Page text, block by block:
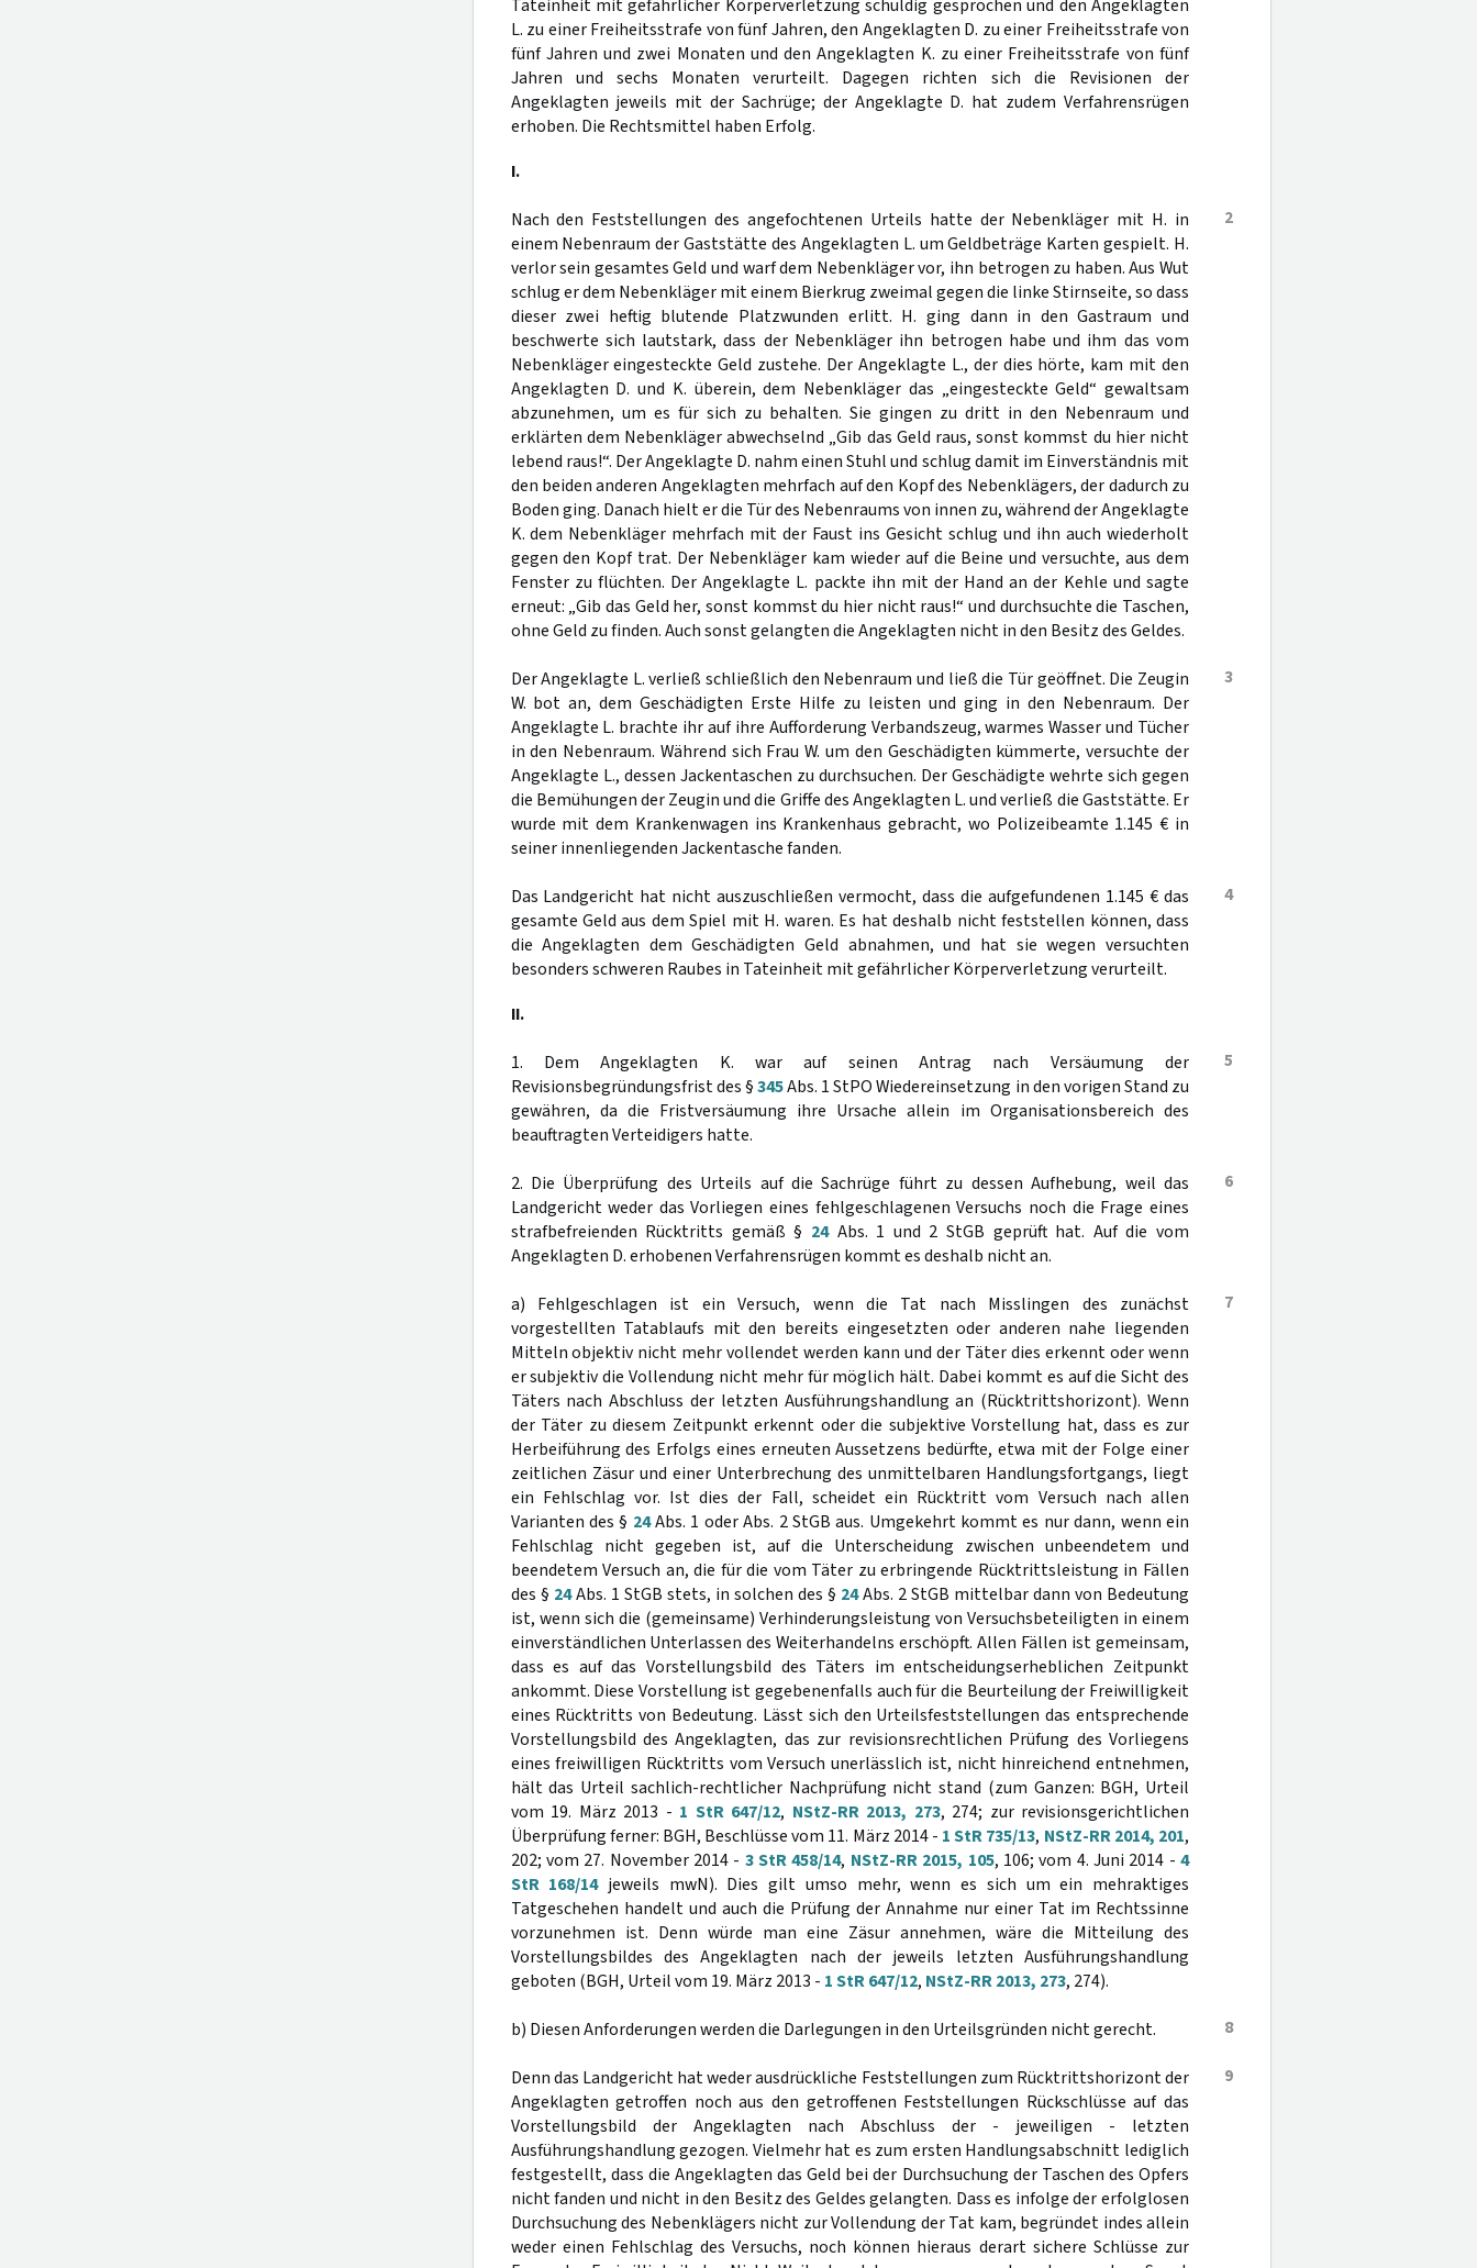
Tateinheit mit gefährlicher Körperverletzung schuldig gesprochen und den Angeklagten
L. zu einer Freiheitsstrafe von fünf Jahren, den Angeklagten D. zu einer Freiheitsstrafe von
fünf Jahren und zwei Monaten und den Angeklagten K. zu einer Freiheitsstrafe von fünf
Jahren und sechs Monaten verurteilt. Dagegen richten sich die Revisionen der
Angeklagten jeweils mit der Sachrüge; der Angeklagte D. hat zudem Verfahrensrügen
erhoben. Die Rechtsmittel haben Erfolg.
I.
2
Nach den Feststellungen des angefochtenen Urteils hatte der Nebenkläger mit H. in
einem Nebenraum der Gaststätte des Angeklagten L. um Geldbeträge Karten gespielt. H.
verlor sein gesamtes Geld und warf dem Nebenkläger vor, ihn betrogen zu haben. Aus Wut
schlug er dem Nebenkläger mit einem Bierkrug zweimal gegen die linke Stirnseite, so dass
dieser zwei heftig blutende Platzwunden erlitt. H. ging dann in den Gastraum und
beschwerte sich lautstark, dass der Nebenkläger ihn betrogen habe und ihm das vom
Nebenkläger eingesteckte Geld zustehe. Der Angeklagte L., der dies hörte, kam mit den
Angeklagten D. und K. überein, dem Nebenkläger das „eingesteckte Geld“ gewaltsam
abzunehmen, um es für sich zu behalten. Sie gingen zu dritt in den Nebenraum und
erklärten dem Nebenkläger abwechselnd „Gib das Geld raus, sonst kommst du hier nicht
lebend raus!“. Der Angeklagte D. nahm einen Stuhl und schlug damit im Einverständnis mit
den beiden anderen Angeklagten mehrfach auf den Kopf des Nebenklägers, der dadurch zu
Boden ging. Danach hielt er die Tür des Nebenraums von innen zu, während der Angeklagte
K. dem Nebenkläger mehrfach mit der Faust ins Gesicht schlug und ihn auch wiederholt
gegen den Kopf trat. Der Nebenkläger kam wieder auf die Beine und versuchte, aus dem
Fenster zu flüchten. Der Angeklagte L. packte ihn mit der Hand an der Kehle und sagte
erneut: „Gib das Geld her, sonst kommst du hier nicht raus!“ und durchsuchte die Taschen,
ohne Geld zu finden. Auch sonst gelangten die Angeklagten nicht in den Besitz des Geldes.
3
Der Angeklagte L. verließ schließlich den Nebenraum und ließ die Tür geöffnet. Die Zeugin
W. bot an, dem Geschädigten Erste Hilfe zu leisten und ging in den Nebenraum. Der
Angeklagte L. brachte ihr auf ihre Aufforderung Verbandszeug, warmes Wasser und Tücher
in den Nebenraum. Während sich Frau W. um den Geschädigten kümmerte, versuchte der
Angeklagte L., dessen Jackentaschen zu durchsuchen. Der Geschädigte wehrte sich gegen
die Bemühungen der Zeugin und die Griffe des Angeklagten L. und verließ die Gaststätte. Er
wurde mit dem Krankenwagen ins Krankenhaus gebracht, wo Polizeibeamte 1.145 € in
seiner innenliegenden Jackentasche fanden.
4
Das Landgericht hat nicht auszuschließen vermocht, dass die aufgefundenen 1.145 € das
gesamte Geld aus dem Spiel mit H. waren. Es hat deshalb nicht feststellen können, dass
die Angeklagten dem Geschädigten Geld abnahmen, und hat sie wegen versuchten
besonders schweren Raubes in Tateinheit mit gefährlicher Körperverletzung verurteilt.
II.
5
1. Dem Angeklagten K. war auf seinen Antrag nach Versäumung der
Revisionsbegründungsfrist des §345Abs. 1 StPO Wiedereinsetzung in den vorigen Stand zu
gewähren, da die Fristversäumung ihre Ursache allein im Organisationsbereich des
beauftragten Verteidigers hatte.
6
2. Die Überprüfung des Urteils auf die Sachrüge führt zu dessen Aufhebung, weil das
Landgericht weder das Vorliegen eines fehlgeschlagenen Versuchs noch die Frage eines
strafbefreienden Rücktritts gemäß § 24Abs. 1 und 2 StGB geprüft hat. Auf die vom
Angeklagten D. erhobenen Verfahrensrügen kommt es deshalb nicht an.
7
a) Fehlgeschlagen ist ein Versuch, wenn die Tat nach Misslingen des zunächst
vorgestellten Tatablaufs mit den bereits eingesetzten oder anderen nahe liegenden
Mitteln objektiv nicht mehr vollendet werden kann und der Täter dies erkennt oder wenn
er subjektiv die Vollendung nicht mehr für möglich hält. Dabei kommt es auf die Sicht des
Täters nach Abschluss der letzten Ausführungshandlung an (Rücktrittshorizont). Wenn
der Täter zu diesem Zeitpunkt erkennt oder die subjektive Vorstellung hat, dass es zur
Herbeiführung des Erfolgs eines erneuten Aussetzens bedürfte, etwa mit der Folge einer
zeitlichen Zäsur und einer Unterbrechung des unmittelbaren Handlungsfortgangs, liegt
ein Fehlschlag vor. Ist dies der Fall, scheidet ein Rücktritt vom Versuch nach allen
Varianten des § 24Abs. 1 oder Abs. 2 StGB aus. Umgekehrt kommt es nur dann, wenn ein
Fehlschlag nicht gegeben ist, auf die Unterscheidung zwischen unbeendetem und
beendetem Versuch an, die für die vom Täter zu erbringende Rücktrittsleistung in Fällen
des § 24Abs. 1 StGB stets, in solchen des § 24Abs. 2 StGB mittelbar dann von Bedeutung
ist, wenn sich die (gemeinsame) Verhinderungsleistung von Versuchsbeteiligten in einem
einverständlichen Unterlassen des Weiterhandelns erschöpft. Allen Fällen ist gemeinsam,
dass es auf das Vorstellungsbild des Täters im entscheidungserheblichen Zeitpunkt
ankommt. Diese Vorstellung ist gegebenenfalls auch für die Beurteilung der Freiwilligkeit
eines Rücktritts von Bedeutung. Lässt sich den Urteilsfeststellungen das entsprechende
Vorstellungsbild des Angeklagten, das zur revisionsrechtlichen Prüfung des Vorliegens
eines freiwilligen Rücktritts vom Versuch unerlässlich ist, nicht hinreichend entnehmen,
hält das Urteil sachlich-rechtlicher Nachprüfung nicht stand (zum Ganzen: BGH, Urteil
vom 19. März 2013 - 1 StR 647/12, NStZ-RR 2013, 273, 274; zur revisionsgerichtlichen
Überprüfung ferner: BGH, Beschlüsse vom 11. März 2014 - 1 StR 735/13, NStZ-RR 2014, 201,
202; vom 27. November 2014 - 3 StR 458/14, NStZ-RR 2015, 105, 106; vom 4. Juni 2014 -4
StR 168/14jeweils mwN). Dies gilt umso mehr, wenn es sich um ein mehraktiges
Tatgeschehen handelt und auch die Prüfung der Annahme nur einer Tat im Rechtssinne
vorzunehmen ist. Denn würde man eine Zäsur annehmen, wäre die Mitteilung des
Vorstellungsbildes des Angeklagten nach der jeweils letzten Ausführungshandlung
geboten (BGH, Urteil vom 19. März 2013 - 1 StR 647/12, NStZ-RR 2013, 273, 274).
8
b) Diesen Anforderungen werden die Darlegungen in den Urteilsgründen nicht gerecht.
9
Denn das Landgericht hat weder ausdrückliche Feststellungen zum Rücktrittshorizont der
Angeklagten getroffen noch aus den getroffenen Feststellungen Rückschlüsse auf das
Vorstellungsbild der Angeklagten nach Abschluss der - jeweiligen - letzten
Ausführungshandlung gezogen. Vielmehr hat es zum ersten Handlungsabschnitt lediglich
festgestellt, dass die Angeklagten das Geld bei der Durchsuchung der Taschen des Opfers
nicht fanden und nicht in den Besitz des Geldes gelangten. Dass es infolge der erfolglosen
Durchsuchung des Nebenklägers nicht zur Vollendung der Tat kam, begründet indes allein
weder einen Fehlschlag des Versuchs, noch können hieraus derart sichere Schlüsse zur